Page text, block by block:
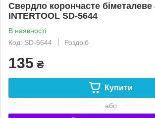
Свердло корончасте
INTERTOOL SD-5644
В наявності
Код: SD-5644
Роздріб
135 ₴
Купити
або